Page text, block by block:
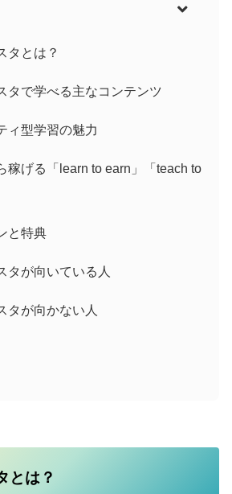
タとは？
タで学べる主なコンテンツ
ィ型学習の魅力
稼げる「learn to earn」「teach to
と特典
タが向いている人
タが向かない人
とは？